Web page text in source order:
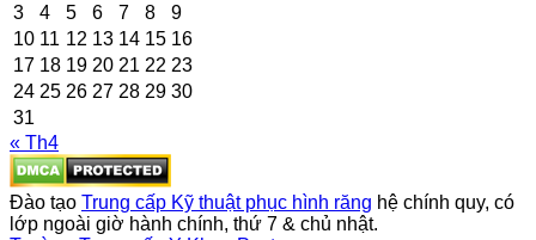
3
4 5 6 7 8
9
10 11 12 13 14 15 16
17 18 19 20 21 22 23
24 25 26 27 28 29 30
31
« Th4
Đào tạo Trung cấp Kỹ thuật phục hình răng hệ chính quy, có
lớp ngoài giờ hành chính, thứ 7 & chủ nhật.